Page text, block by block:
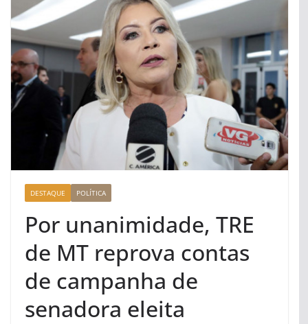
DESTAQUE POLÍTICA
Por unanimidade, TRE
de MT reprova contas
de campanha de
senadora eleita